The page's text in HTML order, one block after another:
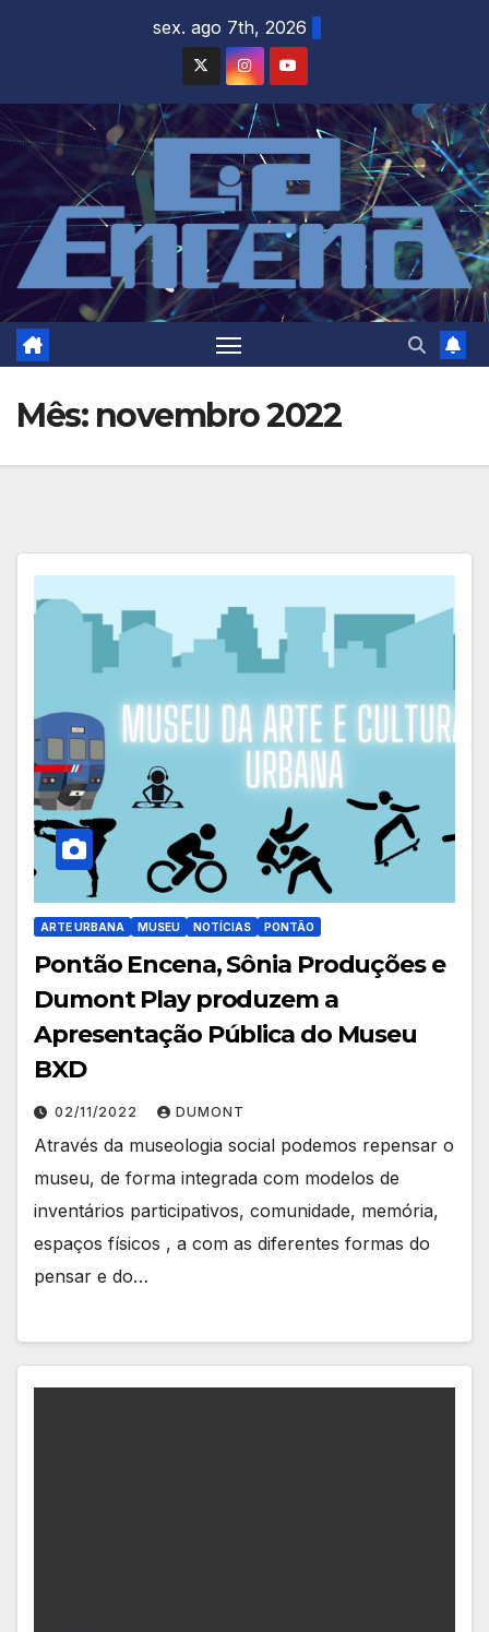
sex. ago 7th, 2026
Mês: novembro 2022
ARTE URBANA MUSEU NOTÍCIAS PONTÃO
Pontão Encena, Sônia Produções e
Dumont Play produzem a
Apresentação Pública do Museu
BXD
02/11/2022 DUMONT
Através da museologia social podemos repensar o
museu, de forma integrada com modelos de
inventários participativos, comunidade, memória,
espaços físicos , a com as diferentes formas do
pensar e do…